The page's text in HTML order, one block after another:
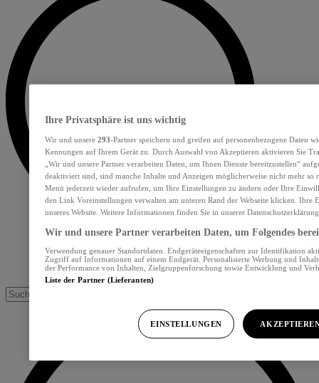
Ihre Privatsphäre ist uns wichtig
Wir und unsere 293-Partner speichern und greifen auf personenbezogene Daten
Kennungen auf Ihrem Gerät zu. Durch Auswahl von Akzeptieren aktivieren Sie
„Wir und unsere Partner verarbeiten Daten, um Ihnen Dienste bereitzustellen“
deaktiviert sind, sind manche Inhalte und Anzeigen möglicherweise nicht mehr so
Menü jederzeit wieder aufrufen, um Ihre Einstellungen zu ändern oder Ihre
den Link Voreinstellungen verwalten am unteren Rand der Webseite klicken. Ihre
unseres Website. Weitere Informationen finden Sie in unserer
Wir und unsere Partner verarbeiten Daten, um Folgendes
Verwendung genauer Standortdaten. Endgeräteeigenschaften zur Identifikation
Zugriff auf Informationen auf einem Endgerät. Personalisierte Werbung und
der Performance von Inhalten, Zielgruppenforschung sowie Entwicklung und
Liste der Partner (Lieferanten)
EINSTELLUNGEN